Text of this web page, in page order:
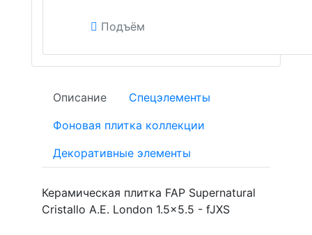
Подъём
Описание
Спецэлементы
Фоновая плитка коллекции
Декоративные элементы
Керамическая плитка FAP Supernatural
Cristallo A.E. London 1.5x5.5 - fJXS